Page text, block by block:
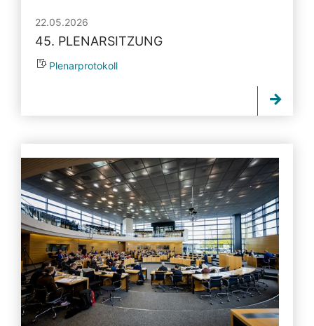
22.05.2026
45. PLENARSITZUNG
Plenarprotokoll